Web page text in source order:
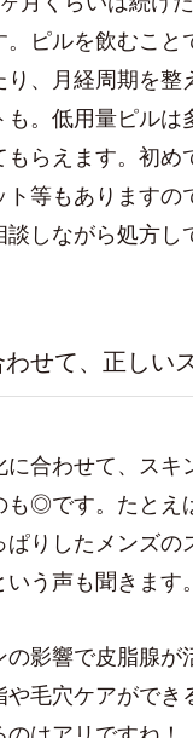
。ピルを飲むこと
り、月経周期を整
も。低用量ピルは
もらえます。初め
ト等もありますの
談しながら処方し
せて、正しい
に合わせて、スキ
も◎です。たとえ
ぱりしたメンズの
う声も聞きます。
の影響で皮脂腺が
や毛穴ケアができ